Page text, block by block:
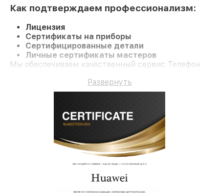
Как подтверждаем профессионализм:
Лицензия
Сертификаты на приборы
Сертифицированные детали
Личные сертификаты мастеров
Мы обеспечиваем качественный сервис Телефон
Развернуть